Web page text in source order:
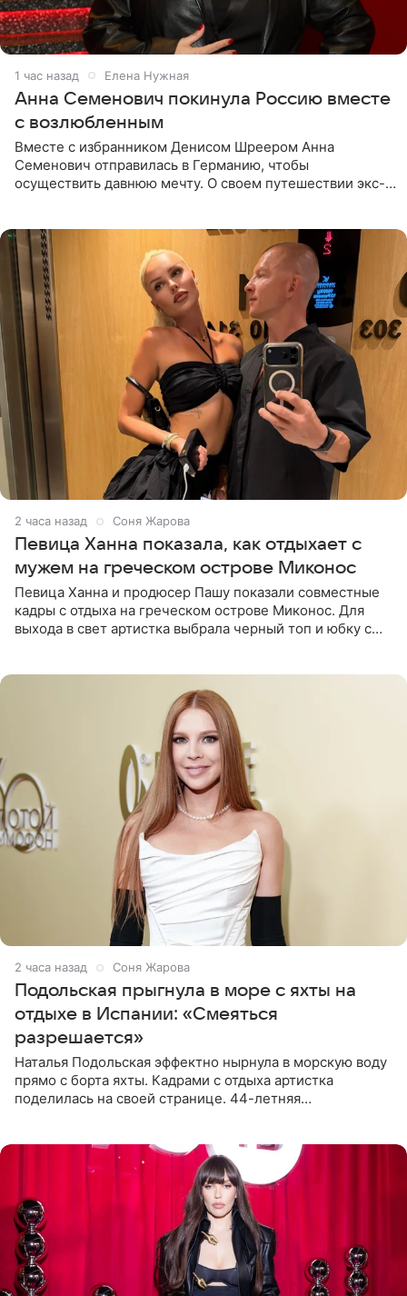
1 час назад Елена Нужная
Анна Семенович покинула Россию вместе
с возлюбленным
Вместе с избранником Денисом Шреером Анна
Семенович отправилась в Германию, чтобы
осуществить давнюю мечту. О своем путешествии экс-
2 часа назад Соня Жарова
Певица Ханна показала, как отдыхает с
мужем на греческом острове Миконос
Певица Ханна и продюсер Пашу показали совместные
кадры с отдыха на греческом острове Миконос. Для
выхода в свет артистка выбрала черный топ и юбку с
2 часа назад Соня Жарова
Подольская прыгнула в море с яхты на
отдыхе в Испании: «Смеяться
разрешается»
Наталья Подольская эффектно нырнула в морскую воду
прямо с борта яхты. Кадрами с отдыха артистка
поделилась на своей странице. 44-летняя